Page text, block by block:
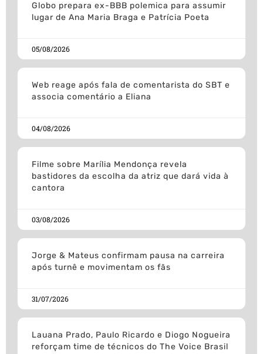
Globo prepara ex-BBB polemica para assumir
lugar de Ana Maria Braga e Patrícia Poeta
05/08/2026
Web reage após fala de comentarista do SBT e
associa comentário a Eliana
04/08/2026
Filme sobre Marília Mendonça revela
bastidores da escolha da atriz que dará vida à
cantora
03/08/2026
Jorge & Mateus confirmam pausa na carreira
após turnê e movimentam os fãs
31/07/2026
Lauana Prado, Paulo Ricardo e Diogo Nogueira
reforçam time de técnicos do The Voice Brasil